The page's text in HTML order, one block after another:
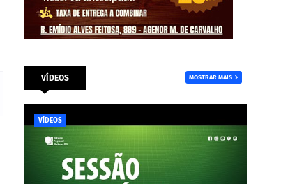
VÍDEOS MOSTRAR MAIS
VÍDEOS